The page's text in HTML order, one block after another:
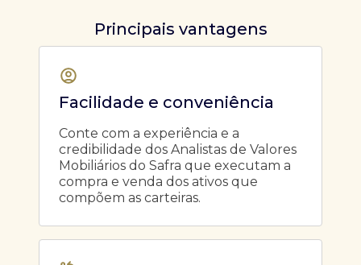
Principais vantagens
Facilidade e conveniência
Conte com a experiência e a
credibilidade dos Analistas de Valores
Mobiliários do Safra que executam a
compra e venda dos ativos que
compõem as carteiras.